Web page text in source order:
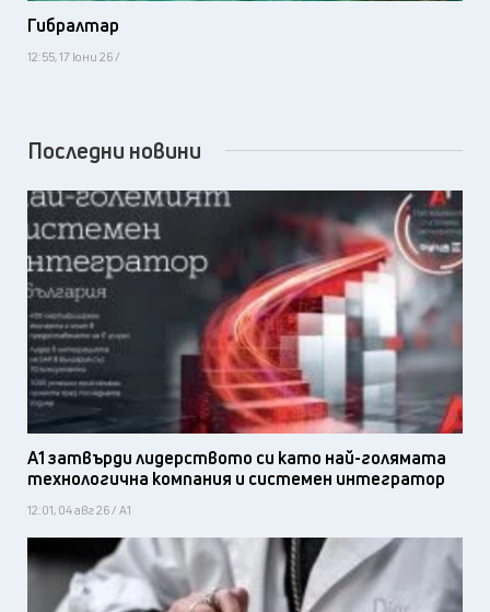
Гибралтар
12:55, 17 юни 26 /
Последни новини
А1 затвърди лидерството си като най-голямата
технологична компания и системен интегратор
12:01, 04 авг 26 / А1